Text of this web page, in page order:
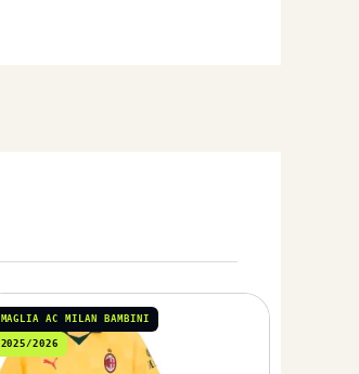
MAGLIA AC MILAN BAMBINI
2025/2026